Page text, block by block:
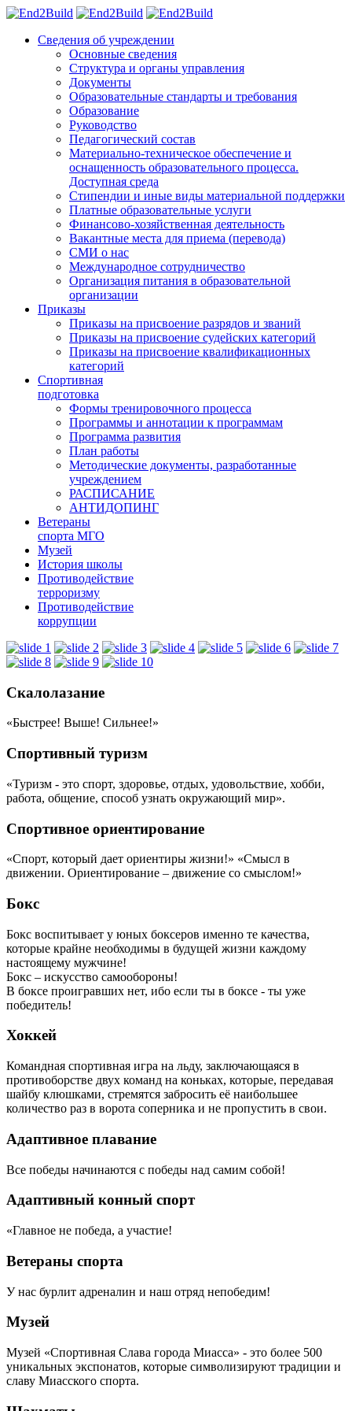
Сведения об учреждении
Основные сведения
Структура и органы управления
Документы
Образовательные стандарты и требования
Образование
Руководство
Педагогический состав
Материально-техническое обеспечение и
оснащенность образовательного процесса.
Доступная среда
Стипендии и иные виды материальной поддержки
Платные образовательные услуги
Финансово-хозяйственная деятельность
Вакантные места для приема (перевода)
СМИ о нас
Международное сотрудничество
Организация питания в образовательной
организации
Приказы
Приказы на присвоение разрядов и званий
Приказы на присвоение судейских категорий
Приказы на присвоение квалификационных
категорий
Спортивная
подготовка
Формы тренировочного процесса
Программы и аннотации к программам
Программа развития
План работы
Методические документы, разработанные
учреждением
РАСПИСАНИЕ
АНТИДОПИНГ
Ветераны
спорта МГО
Музей
История школы
Противодействие
терроризму
Противодействие
коррупции
Скалолазание
«Быстрее! Выше! Сильнее!»
Спортивный туризм
«Туризм - это спорт, здоровье, отдых, удовольствие, хобби,
работа, общение, способ узнать окружающий мир».
Спортивное ориентирование
«Спорт, который дает ориентиры жизни!» «Смысл в
движении. Ориентирование – движение со смыслом!»
Бокс
Бокс воспитывает у юных боксеров именно те качества,
которые крайне необходимы в будущей жизни каждому
настоящему мужчине!
Бокс – искусство самообороны!
В боксе проигравших нет, ибо если ты в боксе - ты уже
победитель!
Хоккей
Командная спортивная игра на льду, заключающаяся в
противоборстве двух команд на коньках, которые, передавая
шайбу клюшками, стремятся забросить её наибольшее
количество раз в ворота соперника и не пропустить в свои.
Адаптивное плавание
Все победы начинаются с победы над самим собой!
Адаптивный конный спорт
«Главное не победа, а участие!
Ветераны спорта
У нас бурлит адреналин и наш отряд непобедим!
Музей
Музей «Спортивная Слава города Миасса» - это более 500
уникальных экспонатов, которые символизируют традиции и
славу Миасского спорта.